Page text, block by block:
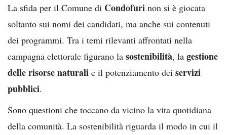
La sfida per il Comune di Condofuri non si è giocata
soltanto sui nomi dei candidati, ma anche sui contenuti
dei programmi. Tra i temi rilevanti affrontati nella
campagna elettorale figurano la sostenibilità, la gestione
delle risorse naturali e il potenziamento dei servizi
pubblici.
Sono questioni che toccano da vicino la vita quotidiana
della comunità. La sostenibilità riguarda il modo in cui il